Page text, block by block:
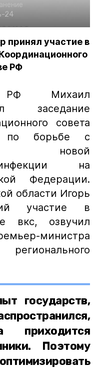
24
принял участие в
РФ
РФ Михаил
заседание
совета
по борьбе с
новой
на
Федерации.
области Игорь
участие в
вкс, озвучил
министра
государств,
приходится
Поэтому